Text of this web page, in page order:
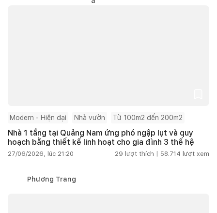
Modern - Hiện đại Nhà vườn Từ 100m2 đến 200m2
Nhà 1 tầng tại Quảng Nam ứng phó ngập lụt và quy
hoạch bằng thiết kế linh hoạt cho gia đình 3 thế hệ
27/06/2026, lúc 21:20 29 lượt thích | 58.714 lượt xem
Phương Trang